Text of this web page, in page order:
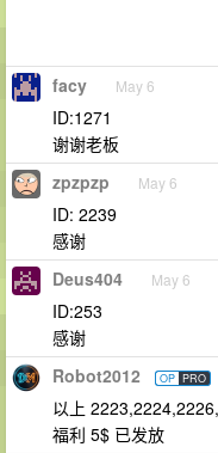
facy May 6
ID:1271
谢谢老板
zpzpzp May 6
ID: 2239
感谢
Deus404 May 6
ID:253
感谢
Robot2012 OP PRO
以上
福利 5$ 已发放